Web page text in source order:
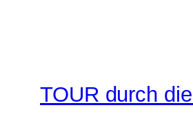
TOUR durch